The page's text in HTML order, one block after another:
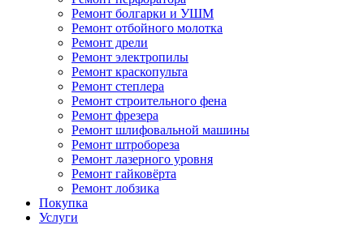
Ремонт болгарки и УШМ
Ремонт отбойного молотка
Ремонт дрели
Ремонт электропилы
Ремонт краскопульта
Ремонт степлера
Ремонт строительного фена
Ремонт фрезера
Ремонт шлифовальной машины
Ремонт штробореза
Ремонт лазерного уровня
Ремонт гайковёрта
Ремонт лобзика
Покупка
Услуги